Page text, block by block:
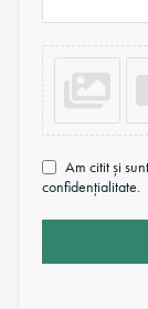
Am citit și
confidențialitate.